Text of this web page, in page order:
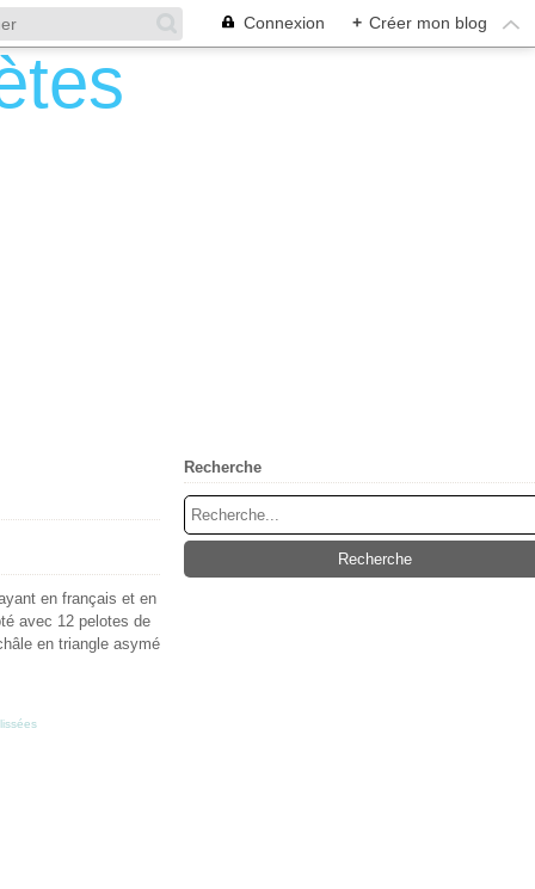
Connexion + Créer mon blog
en français et en
avec 12 pelotes de
en triangle asymé
Recherche